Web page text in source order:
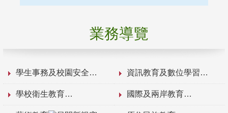
業務導覽
學生事務及校園安全 資訊教育及數位學習
學校衛生教育 國際及兩岸教育